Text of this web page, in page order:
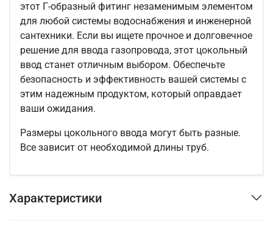
этот Г-образный фитинг незаменимым элементом
для любой системы водоснабжения и инженерной
сантехники. Если вы ищете прочное и долговечное
решение для ввода газопровода, этот цокольный
ввод станет отличным выбором. Обеспечьте
безопасность и эффективность вашей системы с
этим надежным продуктом, который оправдает
ваши ожидания.
Размеры цокольного ввода могут быть разные.
Все зависит от необходимой длины труб.
Характеристики